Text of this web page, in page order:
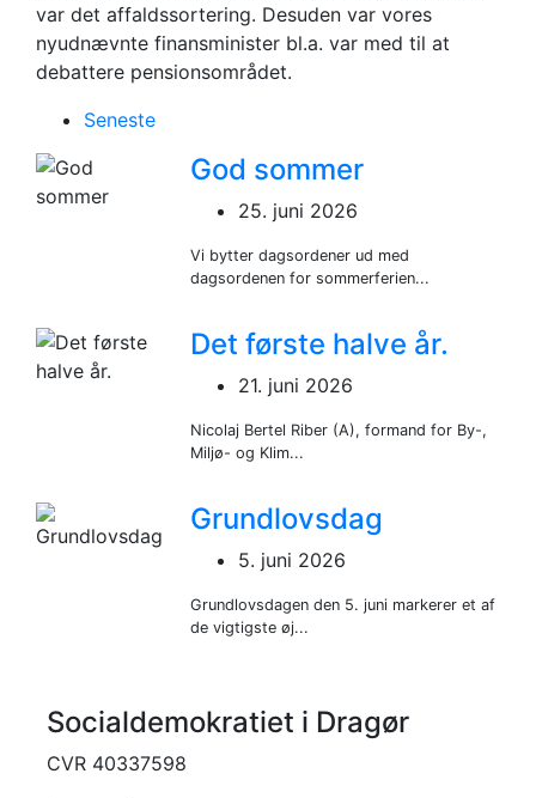
var det affaldssortering. Desuden var vores
nyudnævnte finansminister bl.a. var med til at
debattere pensionsområdet.
Seneste
God sommer
25. juni 2026
Vi bytter dagsordener ud med
dagsordenen for sommerferien...
Det første halve år.
21. juni 2026
Nicolaj Bertel Riber (A), formand for By-,
Miljø- og Klim...
Grundlovsdag
5. juni 2026
Grundlovsdagen den 5. juni markerer et af
de vigtigste øj...
Socialdemokratiet i Dragør
CVR 40337598